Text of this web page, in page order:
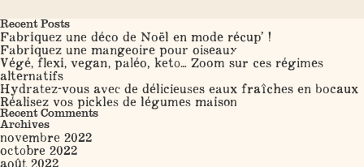
Recent Posts
Fabriquez une déco de Noël en mode récup’ !
Fabriquez une mangeoire pour oiseaux
Végé, flexi, vegan, paléo, keto… Zoom sur ces régimes
alternatifs
Hydratez-vous avec de délicieuses eaux fraîches en bocaux
Réalisez vos pickles de légumes maison
Recent Comments
Archives
novembre 2022
octobre 2022
août 2022